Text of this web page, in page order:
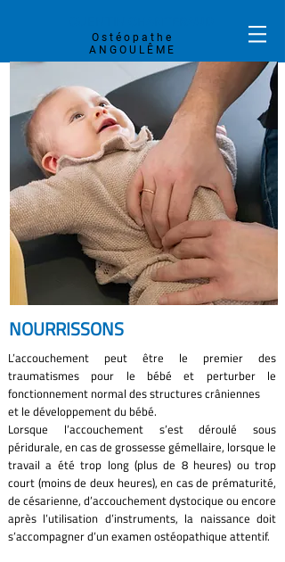
Ostéopathe
ANGOULÊME
NOURRISSONS
L’accouchement peut être le premier des
traumatismes pour le bébé et perturber le
fonctionnement normal des structures crâniennes
et le développement du bébé.
Lorsque l’accouchement s’est déroulé sous
péridurale, en cas de grossesse gémellaire, lorsque le
travail a été trop long (plus de 8 heures) ou trop
court (moins de deux heures), en cas de prématurité,
de césarienne, d’accouchement dystocique ou encore
après l’utilisation d’instruments, la naissance doit
s’accompagner d’un examen ostéopathique attentif.